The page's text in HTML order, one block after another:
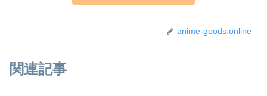
anime-goods.online
関連記事